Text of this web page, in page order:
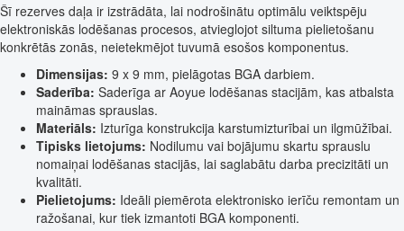
Šī rezerves daļa ir izstrādāta, lai nodrošinātu optimālu veiktspēju
elektroniskās lodēšanas procesos, atvieglojot siltuma pielietošanu
konkrētās zonās, neietekmējot tuvumā esošos komponentus.
Dimensijas: 9 x 9 mm, pielāgotas BGA darbiem.
Saderība: Saderīga ar Aoyue lodēšanas stacijām, kas atbalsta
maināmas sprauslas.
Materiāls: Izturīga konstrukcija karstumizturībai un ilgmūžībai.
Tipisks lietojums: Nodilumu vai bojājumu skartu sprauslu
nomaiņai lodēšanas stacijās, lai saglabātu darba precizitāti un
kvalitāti.
Pielietojums: Ideāli piemērota elektronisko ierīču remontam un
ražošanai, kur tiek izmantoti BGA komponenti.